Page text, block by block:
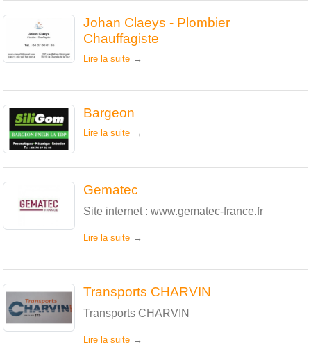
Johan Claeys - Plombier
Chauffagiste
Lire la suite
Bargeon
Lire la suite
Gematec
Site internet : www.gematec-france.fr
Lire la suite
Transports CHARVIN
Transports CHARVIN
Lire la suite